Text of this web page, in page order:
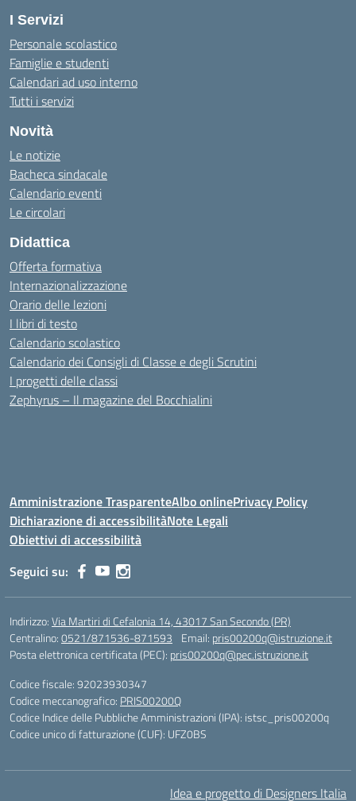
I Servizi
Personale scolastico
Famiglie e studenti
Calendari ad uso interno
Tutti i servizi
Novità
Le notizie
Bacheca sindacale
Calendario eventi
Le circolari
Didattica
Offerta formativa
Internazionalizzazione
Orario delle lezioni
I libri di testo
Calendario scolastico
Calendario dei Consigli di Classe e degli Scrutini
I progetti delle classi
Zephyrus – Il magazine del Bocchialini
Amministrazione TrasparenteAlbo onlinePrivacy Policy
Dichiarazione di accessibilitàNote Legali
Obiettivi di accessibilità
Seguici su:
Indirizzo:Via Martiri di Cefalonia 14, 43017 San Secondo (PR)
Centralino:0521/871536-871593 Email: pris00200q@istruzione.it
Posta elettronica certificata (PEC): pris00200q@pec.istruzione.it
Codice fiscale: 92023930347
Codice meccanografico: PRIS00200Q
Codice Indice delle Pubbliche Amministrazioni (IPA): istsc_pris00200q
Codice unico di fatturazione (CUF): UFZ0BS
Idea e progetto di Designers Italia